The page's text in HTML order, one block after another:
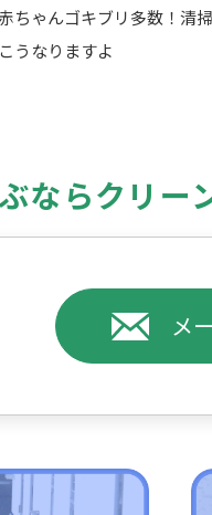
ちゃんゴキブリ多数！清
こうなりますよ
ならクリー
メ